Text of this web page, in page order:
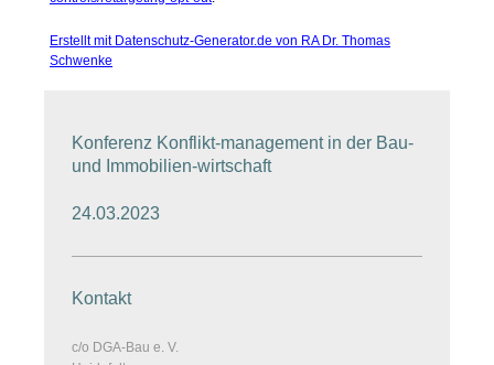
Erstellt mit Datenschutz-Generator.de von RA Dr. Thomas
Schwenke
Konferenz Konflikt-management in der Bau-
und Immobilien-wirtschaft
24.03.2023
Kontakt
c/o DGA-Bau e. V.